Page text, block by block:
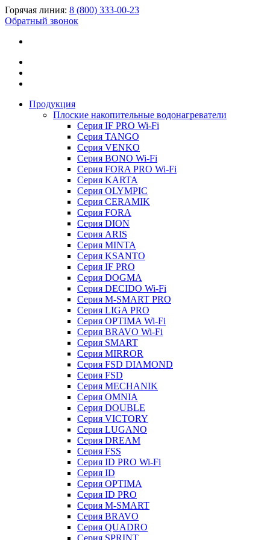
Горячая линия: 8 (800) 333-00-23
Обратный звонок
Продукция
Плоские накопительные водонагреватели
Серия IF PRO Wi-Fi
Серия TANGO
Серия VENKO
Серия BONO Wi-Fi
Серия FORA PRO Wi-Fi
Серия KARTA
Серия OLYMPIC
Серия CERAMIK
Серия FORA
Серия DION
Серия ARIS
Серия MINTA
Серия KSANTO
Серия IF PRO
Серия DOGMA
Серия DECIDO Wi-Fi
Серия M-SMART PRO
Серия LIGA PRO
Серия OPTIMA Wi-Fi
Серия BRAVO Wi-Fi
Серия SMART
Серия MIRROR
Серия FSD DIAMOND
Серия FSD
Серия MECHANIK
Серия OMNIA
Серия DOUBLE
Серия VICTORY
Серия LUGANO
Серия DREAM
Серия FSS
Серия ID PRO Wi-Fi
Серия ID
Серия OPTIMA
Серия ID PRO
Серия M-SMART
Серия BRAVO
Серия QUADRO
Серия SPRINT